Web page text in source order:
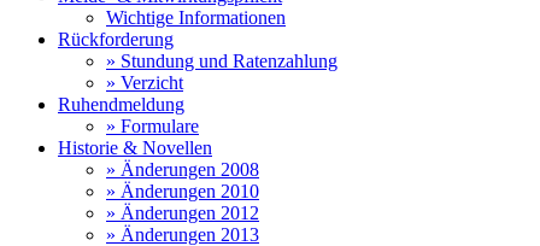
Wichtige Informationen
Rückforderung
» Stundung und Ratenzahlung
» Verzicht
Ruhendmeldung
» Formulare
Historie & Novellen
» Änderungen 2008
» Änderungen 2010
» Änderungen 2012
» Änderungen 2013